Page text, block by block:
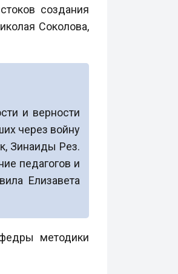
создания
Соколова,
и верности
через войну
Зинаиды Рез.
педагогов и
Елизавета
методики